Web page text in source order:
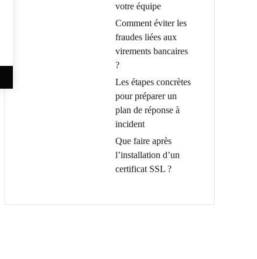
votre équipe
Comment éviter les
fraudes liées aux
virements bancaires
?
Les étapes concrètes
pour préparer un
plan de réponse à
incident
Que faire après
l’installation d’un
certificat SSL ?